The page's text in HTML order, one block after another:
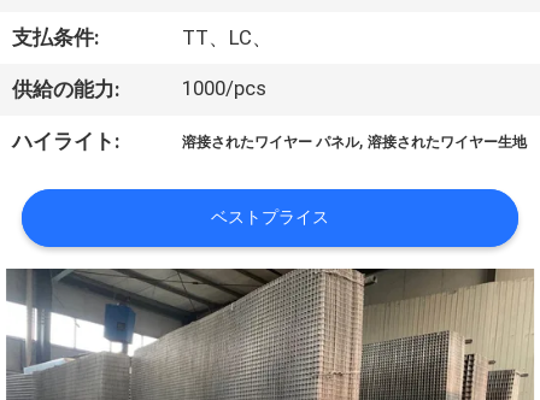
旅
行
品
質
管
理
支払条件: TT、LC、
供給の能力: 1000/pcs
ハイライト: 溶接されたワイヤー パネル,溶接されたワイヤー生地
ベストプライス